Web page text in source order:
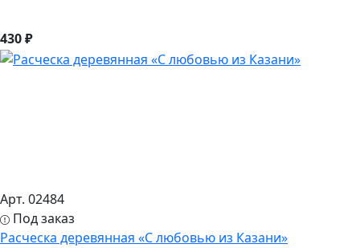
430 ₽
Арт. 02484
Под заказ
Расческа деревянная «С любовью из Казани»